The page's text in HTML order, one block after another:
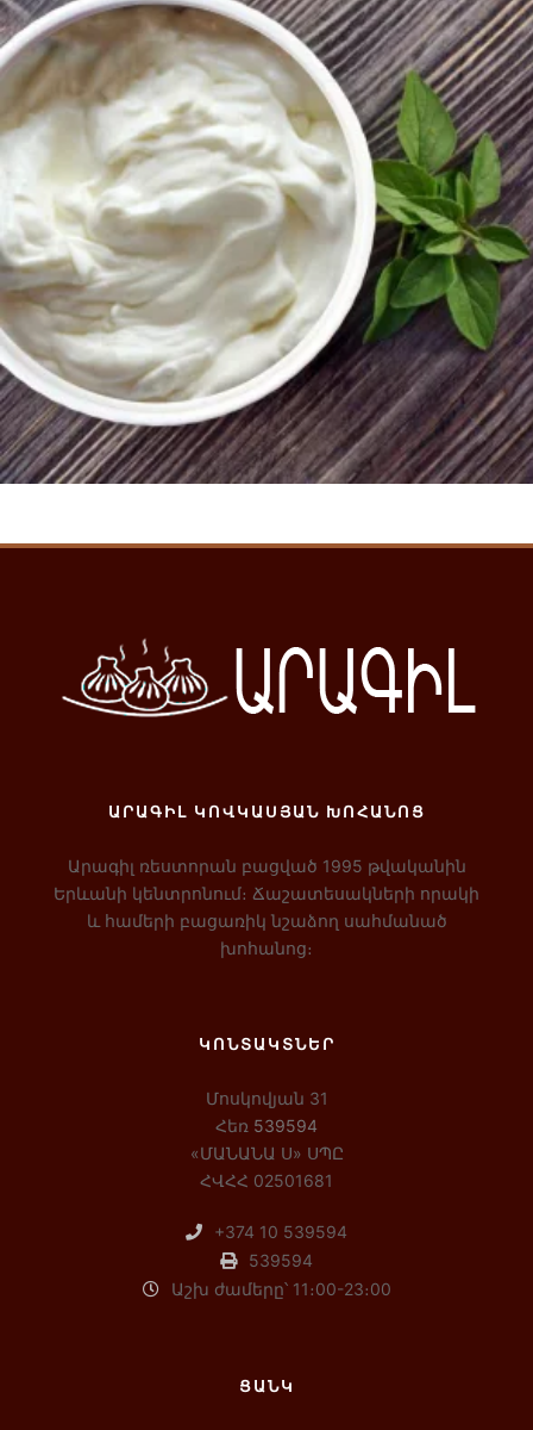
AMD
ԱՐԱԳԻԼ ԿՈՎԿԱՍՅԱՆ ԽՈՀԱՆՈՑ
Արագիլ ռեստորան բացված 1995 թվականին
Երևանի կենտրոնում։ Ճաշատեսակների որակի
և համերի բացառիկ նշաձող սահմանած
խոհանոց։
ԿՈՆՏԱԿՏՆԵՐ
Մոսկովյան 31
Հեռ 539594
«ՄԱՆԱՆԱ Ս» ՍՊԸ
ՀՎՀՀ 02501681
+374 10 539594
539594
Աշխ ժամերը՝ 11։00-23։00
ՑԱՆԿ